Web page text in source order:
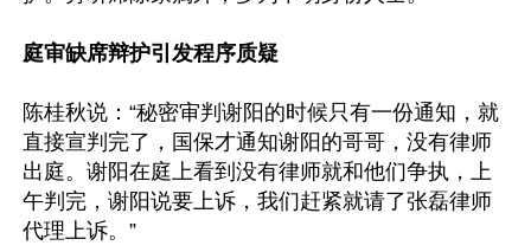
庭审缺席辩护引发程序质疑
陈桂秋说：“秘密审判谢阳的时候只有一份通知，就
直接宣判完了，国保才通知谢阳的哥哥，没有律师
出庭。谢阳在庭上看到没有律师就和他们争执，上
午判完，谢阳说要上诉，我们赶紧就请了张磊律师
代理上诉。”